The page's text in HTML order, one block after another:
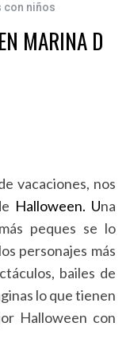
con niños
MARINA D
vacaciones, nos
Halloween. Una
peques se lo
personajes más
bailes de
lo que tienen
Halloween con